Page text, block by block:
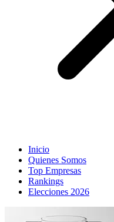
Inicio
Quienes Somos
Top Empresas
Rankings
Elecciones 2026